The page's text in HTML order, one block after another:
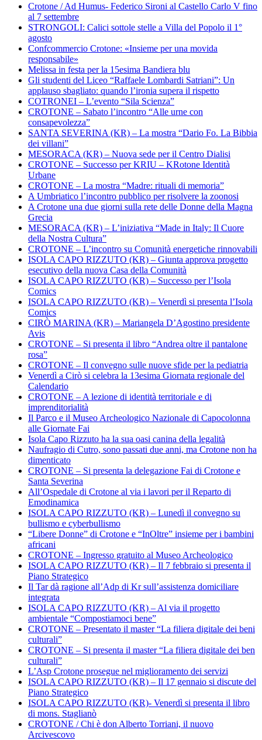
Crotone / Ad Humus- Federico Sironi al Castello Carlo V fino
al 7 settembre
STRONGOLI: Calici sottole stelle a Villa del Popolo il 1°
agosto
Confcommercio Crotone: «Insieme per una movida
responsabile»
Melissa in festa per la 15esima Bandiera blu
Gli studenti del Liceo “Raffaele Lombardi Satriani”: Un
applauso sbagliato: quando l’ironia supera il rispetto
COTRONEI – L’evento “Sila Scienza”
CROTONE – Sabato l’incontro “Alle urne con
consapevolezza”
SANTA SEVERINA (KR) – La mostra “Dario Fo. La Bibbia
dei villani”
MESORACA (KR) – Nuova sede per il Centro Dialisi
CROTONE – Successo per KRIU – KRotone Identità
Urbane
CROTONE – La mostra “Madre: rituali di memoria”
A Umbriatico l’incontro pubblico per risolvere la zoonosi
A Crotone una due giorni sulla rete delle Donne della Magna
Grecia
MESORACA (KR) – L’iniziativa “Made in Italy: Il Cuore
della Nostra Cultura”
CROTONE – L’incontro su Comunità energetiche rinnovabili
ISOLA CAPO RIZZUTO (KR) – Giunta approva progetto
esecutivo della nuova Casa della Comunità
ISOLA CAPO RIZZUTO (KR) – Successo per l’Isola
Comics
ISOLA CAPO RIZZUTO (KR) – Venerdì si presenta l’Isola
Comics
CIRÒ MARINA (KR) – Mariangela D’Agostino presidente
Avis
CROTONE – Si presenta il libro “Andrea oltre il pantalone
rosa”
CROTONE – Il convegno sulle nuove sfide per la pediatria
Venerdì a Cirò si celebra la 13esima Giornata regionale del
Calendario
CROTONE – A lezione di identità territoriale e di
imprenditorialità
Il Parco e il Museo Archeologico Nazionale di Capocolonna
alle Giornate Fai
Isola Capo Rizzuto ha la sua oasi canina della legalità
Naufragio di Cutro, sono passati due anni, ma Crotone non ha
dimenticato
CROTONE – Si presenta la delegazione Fai di Crotone e
Santa Severina
All’Ospedale di Crotone al via i lavori per il Reparto di
Emodinamica
ISOLA CAPO RIZZUTO (KR) – Lunedì il convegno su
bullismo e cyberbullismo
“Libere Donne” di Crotone e “InOltre” insieme per i bambini
africani
CROTONE – Ingresso gratuito al Museo Archeologico
ISOLA CAPO RIZZUTO (KR) – Il 7 febbraio si presenta il
Piano Strategico
Il Tar dà ragione all’Adp di Kr sull’assistenza domiciliare
integrata
ISOLA CAPO RIZZUTO (KR) – Al via il progetto
ambientale “Compostiamoci bene”
CROTONE – Presentato il master “La filiera digitale dei beni
culturali”
CROTONE – Si presenta il master “La filiera digitale dei ben
culturali”
L’Asp Crotone prosegue nel miglioramento dei servizi
ISOLA CAPO RIZZUTO (KR) – Il 17 gennaio si discute del
Piano Strategico
ISOLA CAPO RIZZUTO (KR)- Venerdì si presenta il libro
di mons. Staglianò
CROTONE / Chi è don Alberto Torriani, il nuovo
Arcivescovo